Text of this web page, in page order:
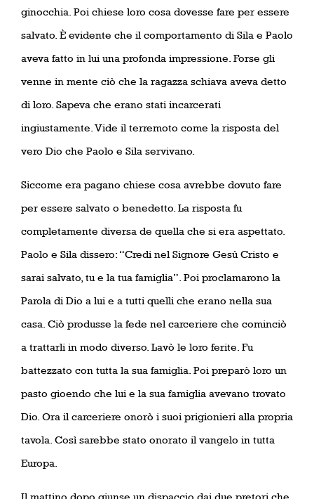
ginocchia. Poi chiese loro cosa dovesse fare per essere
salvato. È evidente che il comportamento di Sila e Paolo
aveva fatto in lui una profonda impressione. Forse gli
venne in mente ciò che la ragazza schiava aveva detto
di loro. Sapeva che erano stati incarcerati
ingiustamente. Vide il terremoto come la risposta del
vero Dio che Paolo e Sila servivano.
Siccome era pagano chiese cosa avrebbe dovuto fare
per essere salvato o benedetto. La risposta fu
completamente diversa de quella che si era aspettato.
Paolo e Sila dissero: “Credi nel Signore Gesù Cristo e
sarai salvato, tu e la tua famiglia”. Poi proclamarono la
Parola di Dio a lui e a tutti quelli che erano nella sua
casa. Ciò produsse la fede nel carceriere che cominciò
a trattarli in modo diverso. Lavò le loro ferite. Fu
battezzato con tutta la sua famiglia. Poi preparò loro un
pasto gioendo che lui e la sua famiglia avevano trovato
Dio. Ora il carceriere onorò i suoi prigionieri alla propria
tavola. Così sarebbe stato onorato il vangelo in tutta
Europa.
Il mattino dopo giunse un dispaccio dai due pretori che